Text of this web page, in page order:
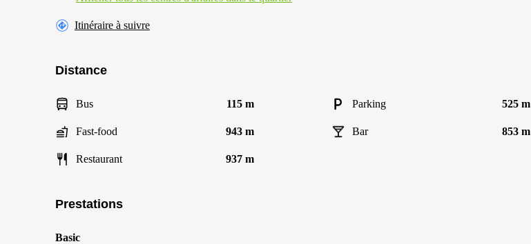
Itinéraire à suivre
Distance
Bus 115 m Parking 525 m
Fast-food 943 m Bar 853 m
Restaurant 937 m
Prestations
Basic